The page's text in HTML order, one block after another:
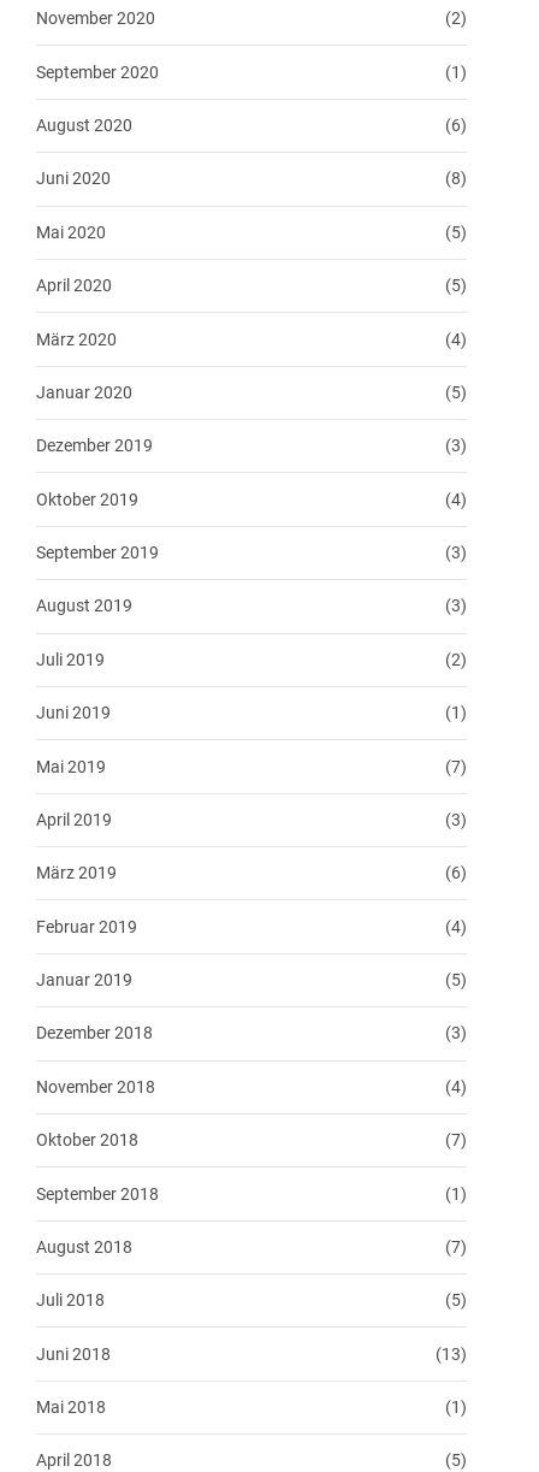
November 2020 (2)
September 2020 (1)
August 2020 (6)
Juni 2020 (8)
Mai 2020 (5)
April 2020 (5)
März 2020 (4)
Januar 2020 (5)
Dezember 2019 (3)
Oktober 2019 (4)
September 2019 (3)
August 2019 (3)
Juli 2019 (2)
Juni 2019 (1)
Mai 2019 (7)
April 2019 (3)
März 2019 (6)
Februar 2019 (4)
Januar 2019 (5)
Dezember 2018 (3)
November 2018 (4)
Oktober 2018 (7)
September 2018 (1)
August 2018 (7)
Juli 2018 (5)
Juni 2018 (13)
Mai 2018 (1)
April 2018 (5)